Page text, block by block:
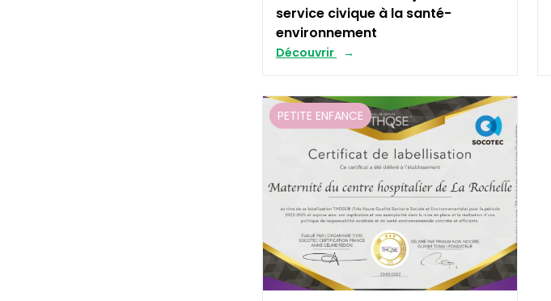
service civique à la santé-
environnement
Découvrir
PETITE ENFANCE